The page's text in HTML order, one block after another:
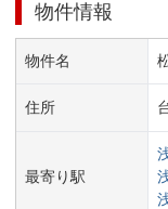
物件情報
物件名
住所
最寄り駅